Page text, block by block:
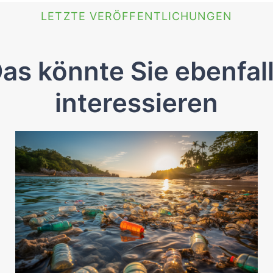
LETZTE VERÖFFENTLICHUNGEN
könnte Sie
interessieren